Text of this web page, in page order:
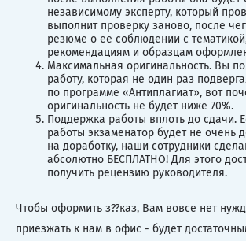
независимому эксперту, который
выполнит проверку заново, после
резюме о ее соблюдении с
рекомендациям и образцам
Максимальная оригинальность. Вы
работу, которая не один раз
по программе «Антиплагиат», вот
оригинальность не будет ниже 70%.
Поддержка работы вплоть до сдачи.
работы экзаменатор будет не очень
на доработку, наши сотрудники
абсолютно БЕСПЛАТНО! Для этого
получить рецензию руководителя.
Чтобы оформить з??каз, Вам вовсе нет
приезжать к нам в офис - будет